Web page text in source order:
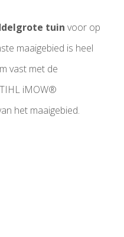
tuin voor op
maaigebied is heel
vast met de
iMOW®
het maaigebied.